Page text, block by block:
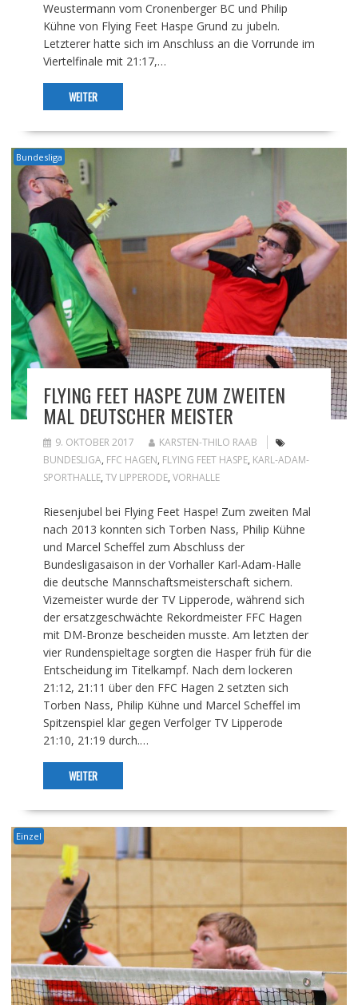
Weustermann vom Cronenberger BC und Philip
Kühne von Flying Feet Haspe Grund zu jubeln.
Letzterer hatte sich im Anschluss an die Vorrunde im
Viertelfinale mit 21:17,…
WEITER
Bundesliga
FLYING FEET HASPE ZUM ZWEITEN
MAL DEUTSCHER MEISTER
9. OKTOBER 2017
KARSTEN-THILO RAAB
BUNDESLIGA, FFC HAGEN, FLYING FEET HASPE, KARL-ADAM-
SPORTHALLE, TV LIPPERODE, VORHALLE
Riesenjubel bei Flying Feet Haspe! Zum zweiten Mal
nach 2013 konnten sich Torben Nass, Philip Kühne
und Marcel Scheffel zum Abschluss der
Bundesligasaison in der Vorhaller Karl-Adam-Halle
die deutsche Mannschaftsmeisterschaft sichern.
Vizemeister wurde der TV Lipperode, während sich
der ersatzgeschwächte Rekordmeister FFC Hagen
mit DM-Bronze bescheiden musste. Am letzten der
vier Rundenspieltage sorgten die Hasper früh für die
Entscheidung im Titelkampf. Nach dem lockeren
21:12, 21:11 über den FFC Hagen 2 setzten sich
Torben Nass, Philip Kühne und Marcel Scheffel im
Spitzenspiel klar gegen Verfolger TV Lipperode
21:10, 21:19 durch.…
WEITER
Einzel